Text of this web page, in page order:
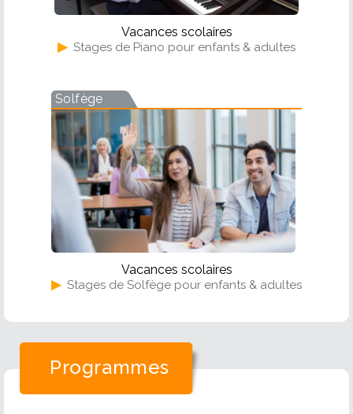
Vacances scolaires
▶ Stages de Piano pour enfants & adultes
Solfège
Vacances scolaires
▶ Stages de Solfège pour enfants & adultes
Programmes